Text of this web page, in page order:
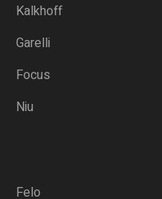
Kalkhoff
Garelli
Focus
Niu
Felo